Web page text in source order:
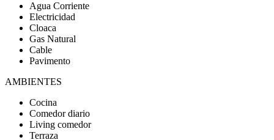
Agua Corriente
Electricidad
Cloaca
Gas Natural
Cable
Pavimento
AMBIENTES
Cocina
Comedor diario
Living comedor
Terraza